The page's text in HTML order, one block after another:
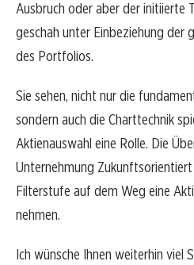
Ausbruch oder aber der initiierte
geschah unter Einbeziehung der
des Portfolios.
Sie sehen, nicht nur die
sondern auch die Charttechnik
Aktienauswahl eine Rolle. Die
Unternehmung
Filterstufe auf dem Weg eine
nehmen.
Ich wünsche Ihnen weiterhin viel